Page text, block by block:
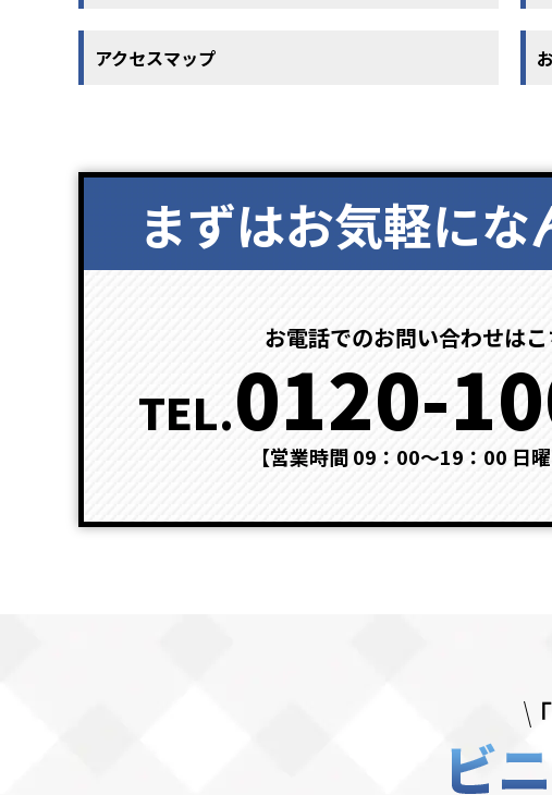
アクセスマップ
まずはお気軽にな
お電話でのお問い合わせは
TEL.0120-
【営業時間 09：00～19：00 日曜